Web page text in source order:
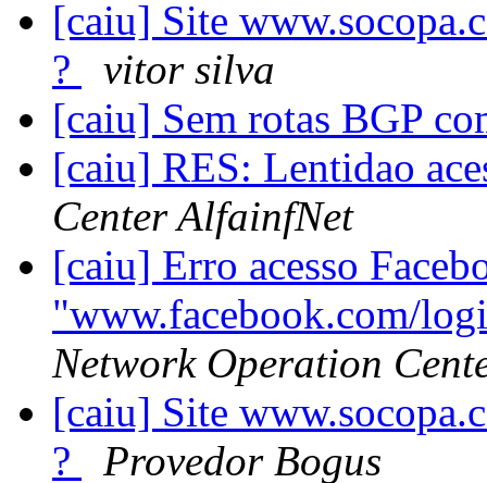
[caiu] Site
?
vitor silva
[caiu] Sem rotas BGP
[caiu] RES: Lentidao
Center AlfainfNet
[caiu] Erro acesso
"www.facebook.com/
Network Operation
[caiu] Site
?
Provedor Bogus